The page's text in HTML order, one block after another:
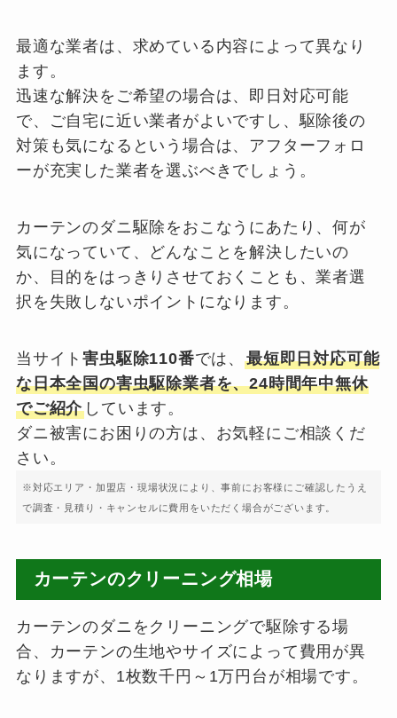
最適な業者は、求めている内容によって異なり
ます。
迅速な解決をご希望の場合は、即日対応可能
で、ご自宅に近い業者がよいですし、駆除後の
対策も気になるという場合は、アフターフォロ
ーが充実した業者を選ぶべきでしょう。
カーテンのダニ駆除をおこなうにあたり、何が
気になっていて、どんなことを解決したいの
か、目的をはっきりさせておくことも、業者選
択を失敗しないポイントになります。
当サイト害虫駆除110番では、最短即日対応可能
な日本全国の害虫駆除業者を、24時間年中無休
でご紹介 しています。
ダニ被害にお困りの方は、お気軽にご相談くだ
さい。
※対応エリア・加盟店・現場状況により、事前にお客様にご確認したうえ
で調査・見積り・キャンセルに費用をいただく場合がございます。
カーテンのクリーニング相場
カーテンのダニをクリーニングで駆除する場
合、カーテンの生地やサイズによって費用が異
なりますが、1枚数千円～1万円台が相場です。